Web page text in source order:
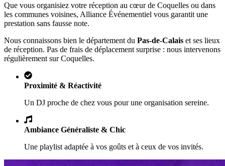
Que vous organisiez votre réception au cœur de Coquelles ou dans
les communes voisines, Alliance Événementiel vous garantit une
prestation sans fausse note.
Nous connaissons bien le département du Pas-de-Calais et ses lieux
de réception. Pas de frais de déplacement surprise : nous intervenons
régulièrement surCoquelles.
Proximité & Réactivité
Un DJ proche de chez vous pour une organisation sereine.
Ambiance Généraliste & Chic
Une playlist adaptée à vos goûts et à ceux de vos invités.